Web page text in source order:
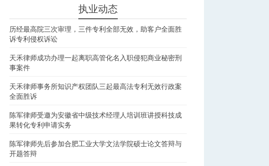
执业动态
历经最高院三次审理，三件专利全部无效，助客户全面胜
诉专利侵权诉讼
天禾律师成功办理一起离职高管化名入职侵犯商业秘密刑
事案件
天禾律师事务所知识产权团队三起最高法专利无效行政案
全面胜诉
陈军律师受邀为安徽省中级技术经理人培训班讲授科技成
果转化专利申请实务
陈军律师先后参加合肥工业大学文法学院硕士论文答辩与
开题答辩